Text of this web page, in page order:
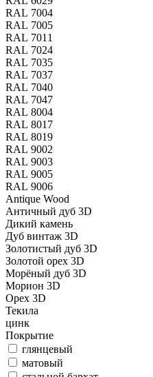
RAL 7004
RAL 7005
RAL 7011
RAL 7024
RAL 7035
RAL 7037
RAL 7040
RAL 7047
RAL 8004
RAL 8017
RAL 8019
RAL 9002
RAL 9003
RAL 9005
RAL 9006
Antique Wood
Античный дуб 3D
Дикий камень
Дуб винтаж 3D
Золотистый дуб 3D
Золотой орех 3D
Морёный дуб 3D
Морион 3D
Орех 3D
Текила
цинк
Покрытие
глянцевый
матовый